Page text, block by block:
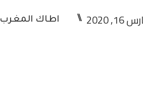
اطاك المغرب ⑊ 2020